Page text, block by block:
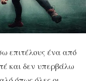
επιτέλους ένα από
και δεν υπερβάλω